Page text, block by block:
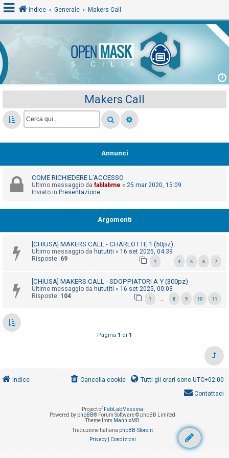
o
g
i
o
m
n
i
z
i
s
t
Indice Generale Makers Call
Makers Call
Annunci
COME RICHIEDERE L'ACCESSO
Ultimo messaggio da fablabme « 25 mar 2020, 15:09
Inviato in Presentazione
Argomenti
[CHIUSA] MAKERS CALL - CHARLOTTE 1 (50pz)
Ultimo messaggio da hututiti « 16 set 2025, 04:39
Risposte: 69 1 … 4 5 6 7
[CHIUSA] MAKERS CALL - SDOPPIATORI A Y (300pz)
Ultimo messaggio da hututiti « 16 set 2025, 00:03
Risposte: 104 1 8 9 10 11
Pagina 1 di 1
Indice Tutti gli orari sono UTC+02:00
Cancella cookie
Contattaci
Project of FabLabMessina
Powered by phpBB® Forum Software © phpBB Limited
Theme from MannixMD
Traduzione Italiana phpBB-Store.it
Privacy| Condizioni